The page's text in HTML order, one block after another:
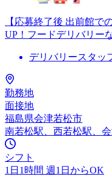
【応募終了後 出前館で
UP！フードデリバリー
デリバリースタッ
勤務地
面接地
福島県会津若松市
南若松駅、西若松駅、
シフト
1日1時間 週1日からOK